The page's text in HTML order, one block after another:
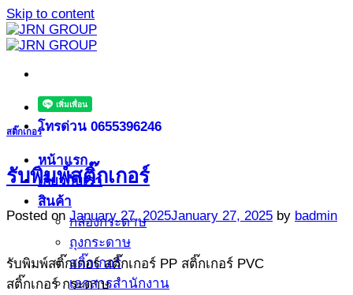
Skip to content
โทรด่วน 0655396246
หน้าแรก
เกี่ยวกับเรา
สินค้า
กล่องกระดาษ
ถุงกระดาษ
สติ๊กเกอร์
เอกสารสำนักงาน
สติ๊กเกอร์
รับพิมพ์สติ๊กเกอร์
Posted on January 27, 2025January 27, 2025 by badmin
รับพิมพ์สติ๊กเกอร์ สติ๊กเกอร์ PP สติ๊กเกอร์ PVC
สติ๊กเกอร์ กระดาษ